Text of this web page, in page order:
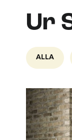
Ur
ALLA